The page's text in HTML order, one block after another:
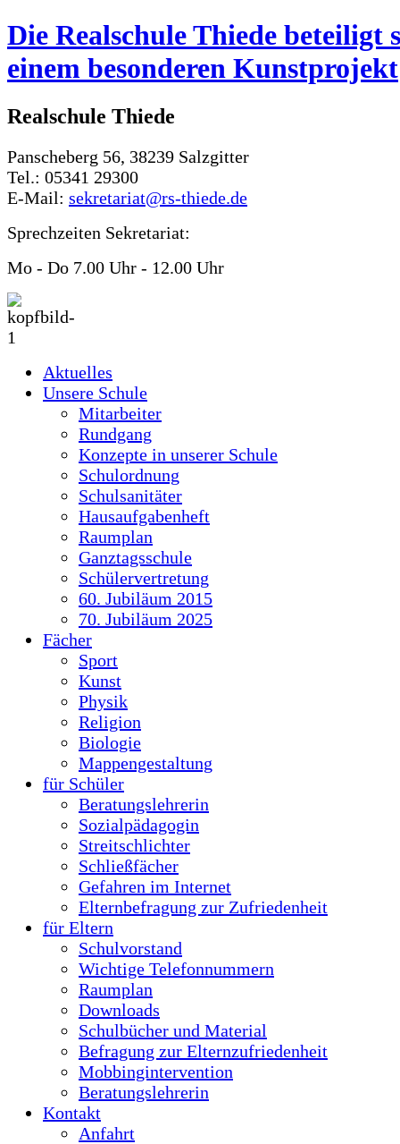
Die Realschule Thiede beteiligt
einem besonderen Kunstprojekt
Realschule Thiede
Panscheberg 56, 38239 Salzgitter
Tel.: 05341 29300
E-Mail: sekretariat@rs-thiede.de
Sprechzeiten Sekretariat:
Mo - Do 7.00 Uhr - 12.00 Uhr
Aktuelles
Unsere Schule
Mitarbeiter
Rundgang
Konzepte in unserer Schule
Schulordnung
Schulsanitäter
Hausaufgabenheft
Raumplan
Ganztagsschule
Schülervertretung
60. Jubiläum 2015
70. Jubiläum 2025
Fächer
Sport
Kunst
Physik
Religion
Biologie
Mappengestaltung
für Schüler
Beratungslehrerin
Sozialpädagogin
Streitschlichter
Schließfächer
Gefahren im Internet
Elternbefragung zur Zufriedenheit
für Eltern
Schulvorstand
Wichtige Telefonnummern
Raumplan
Downloads
Schulbücher und Material
Befragung zur Elternzufriedenheit
Mobbingintervention
Beratungslehrerin
Kontakt
Anfahrt